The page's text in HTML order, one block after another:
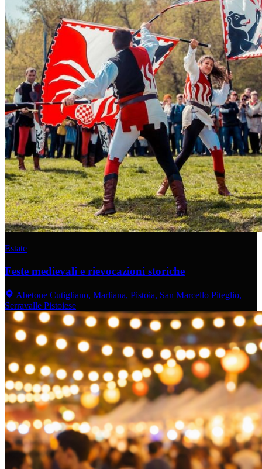
Estate
Feste medievali e rievocazioni storiche
Abetone Cutigliano, Marliana, Pistoia, San Marcello Piteglio,
Serravalle Pistoiese